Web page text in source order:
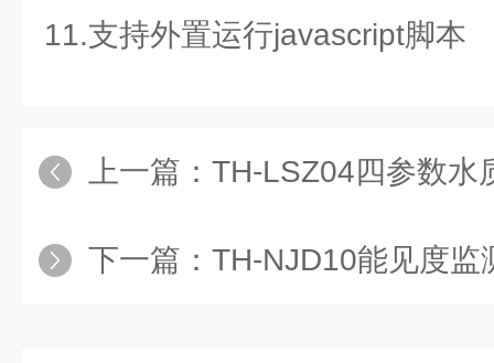
11.支持外置运行javascript脚本
上一篇： TH-LSZ04四参数水
下一篇： TH-NJD10能见度监